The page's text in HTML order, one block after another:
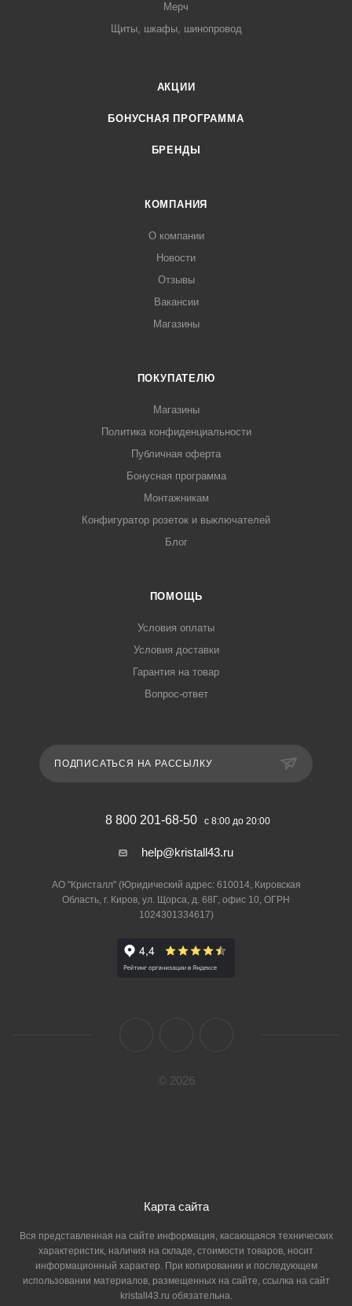
Мерч
Щиты, шкафы, шинопровод
АКЦИИ
БОНУСНАЯ ПРОГРАММА
БРЕНДЫ
КОМПАНИЯ
О компании
Новости
Отзывы
Вакансии
Магазины
ПОКУПАТЕЛЮ
Магазины
Политика конфиденциальности
Публичная оферта
Бонусная программа
Монтажникам
Конфигуратор розеток и выключателей
Блог
ПОМОЩЬ
Условия оплаты
Условия доставки
Гарантия на товар
Вопрос-ответ
ПОДПИСАТЬСЯ НА РАССЫЛКУ
8 800 201-68-50 с 8:00 до 20:00
help@kristall43.ru
АО "Кристалл" (Юридический адрес: 610014, Кировская
Область, г. Киров, ул. Щорса, д. 68Г, офис 10, ОГРН
1024301334617)
© 2026
Карта сайта
Вся представленная на сайте информация, касающаяся технических
характеристик, наличия на складе, стоимости товаров, носит
информационный характер. При копировании и последующем
использовании материалов, размещенных на сайте, ссылка на сайт
kristall43.ru обязательна.